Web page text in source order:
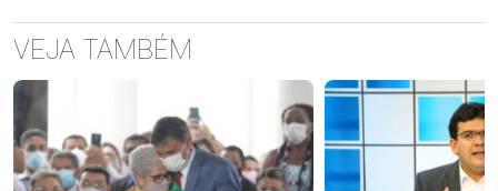
VEJA TAMBÉM